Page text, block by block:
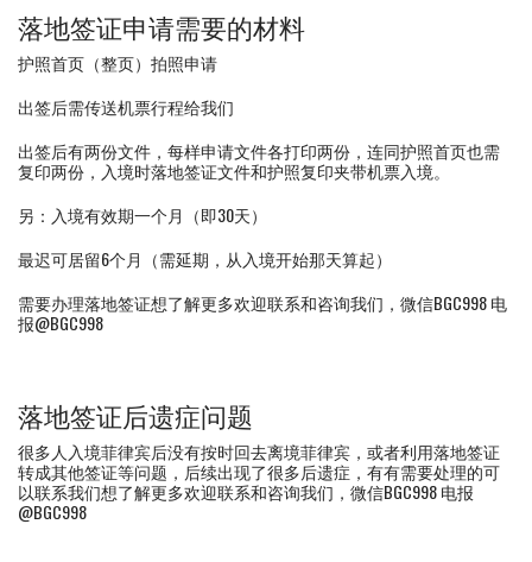
落地签证申请需要的材料
护照首页（整页）拍照申请
出签后需传送机票行程给我们
出签后有两份文件，每样申请文件各打印两份，连同护照首页也需
复印两份，入境时落地签证文件和护照复印夹带机票入境。
另：入境有效期一个月（即30天）
最迟可居留6个月（需延期，从入境开始那天算起）
需要办理落地签证想了解更多欢迎联系和咨询我们，微信BGC998 电
报@BGC998
落地签证后遗症问题
很多人入境菲律宾后没有按时回去离境菲律宾，或者利用落地签证
转成其他签证等问题，后续出现了很多后遗症，有有需要处理的可
以联系我们想了解更多欢迎联系和咨询我们，微信BGC998 电报
@BGC998